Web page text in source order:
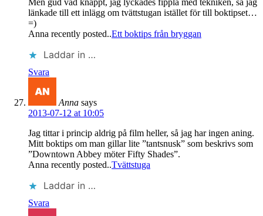
Men gud vad knäppt, jag lyckades fippla med tekniken, så jag
länkade till ett inlägg om tvättstugan istället för till boktipset…
=)
Anna recently posted..Ett boktips från bryggan
Laddar in …
Svara
Anna says
2013-07-12 at 10:05
Jag tittar i princip aldrig på film heller, så jag har ingen aning.
Mitt boktips om man gillar lite ”tantsnusk” som beskrivs som
”Downtown Abbey möter Fifty Shades”.
Anna recently posted..Tvättstuga
Laddar in …
Svara